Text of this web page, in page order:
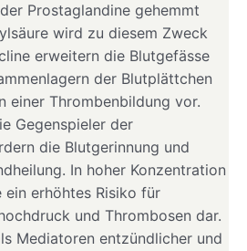
Prostaglandine gehemmt
wird zu diesem Zweck
erweitern die Blutgefässe
der Blutplättchen
einer Thrombenbildung vor.
Gegenspieler der
die Blutgerinnung und
In hoher Konzentration
ein erhöhtes Risiko für
und Thrombosen dar.
Mediatoren entzündlicher und